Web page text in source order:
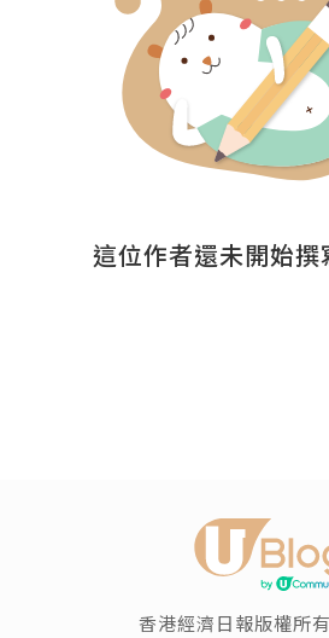
這位作者還未開始撰
香港經濟日報版權所